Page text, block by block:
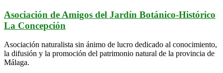
Saltar
al
contenido
Asociación de Amigos del Jardín Botánico-Histórico
La Concepción
Asociación naturalista sin ánimo de lucro dedicado al conocimiento,
la difusión y la promoción del patrimonio natural de la provincia de
Málaga.